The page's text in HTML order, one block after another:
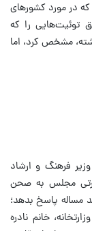
در مورد کشور‌های
توئیت‌هایی را که
مشخص کرد، اما
صالحی، وزیر فرهنگ و ارشاد
مجلس به صحن
درباره چند مساله پاسخ بدهد؛
خانم نادره